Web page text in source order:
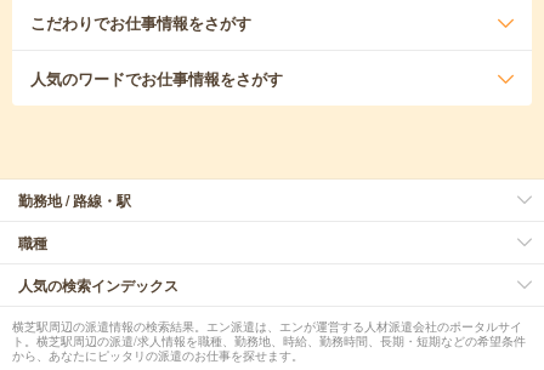
こだわりでお仕事情報をさがす
人気のワードでお仕事情報をさがす
勤務地 / 路線・駅
職種
人気の検索インデックス
横芝駅周辺の派遣情報の検索結果。エン派遣は、エンが運営する人材派遣会社のポータルサイ
ト。横芝駅周辺の派遣/求人情報を職種、勤務地、時給、勤務時間、長期・短期などの希望条件
から、あなたにピッタリの派遣のお仕事を探せます。